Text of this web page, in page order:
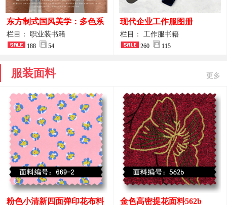
东方制式国风美学：多色系
新中式前厅管家VIP接待员
工作服合集
栏目： 职业装书籍
188 54
现代企业工作服图册
栏目： 工作服书籍
260 115
服装面料 更多
粉色小清新四面弹印花布料 金色高密提花面料562b